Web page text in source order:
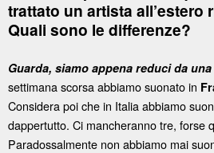
trattato un artista all’estero
Quali sono le differenze?
Guarda, siamo appena reduci da
settimana scorsa abbiamo suonato in
Considera poi che in Italia abbiamo
dappertutto. Ci mancheranno tre, forse
Paradossalmente non abbiamo mai